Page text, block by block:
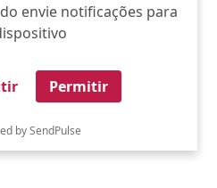
envie notificações para
Permitir
by SendPulse